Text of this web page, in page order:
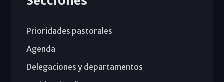
Prioridades pastorales
Agenda
Delegaciones y departamentos